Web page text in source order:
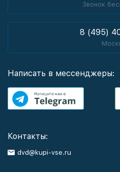
Звонок
8 (495)
Написать в мессенджеры:
Контакты:
dvd@kupi-vse.ru